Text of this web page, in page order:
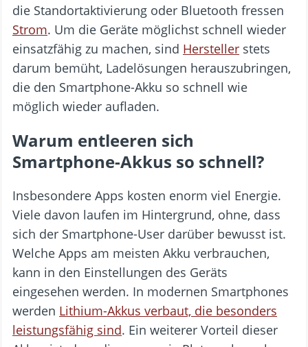
die Standortaktivierung oder Bluetooth fressen
Strom. Um die Geräte möglichst schnell wieder
einsatzfähig zu machen, sind Hersteller stets
darum bemüht, Ladelösungen herauszubringen,
die den Smartphone-Akku so schnell wie
möglich wieder aufladen.
Warum entleeren sich
Smartphone-Akkus so schnell?
Insbesondere Apps kosten enorm viel Energie.
Viele davon laufen im Hintergrund, ohne, dass
sich der Smartphone-User darüber bewusst ist.
Welche Apps am meisten Akku verbrauchen,
kann in den Einstellungen des Geräts
eingesehen werden. In modernen Smartphones
werden Lithium-Akkus verbaut, die besonders
leistungsfähig sind. Ein weiterer Vorteil dieser